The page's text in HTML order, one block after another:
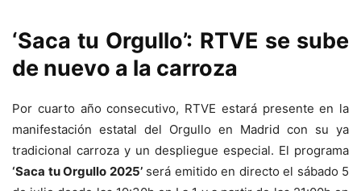
‘Saca tu Orgullo’: RTVE se sube
de nuevo a la carroza
Por cuarto año consecutivo, RTVE estará presente en la
manifestación estatal del Orgullo en Madrid con su ya
tradicional carroza y un despliegue especial. El programa
‘Saca tu Orgullo 2025’será emitido en directo el sábado 5